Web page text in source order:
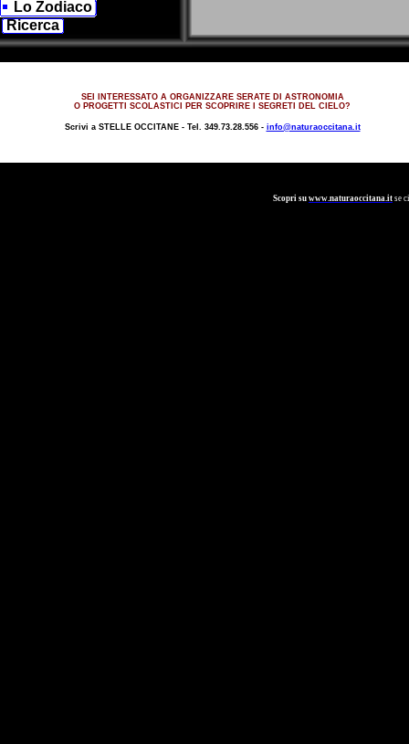
Lo Zodiaco
Ricerca
SEI INTERESSATO A ORGANIZZARE SERATE DI ASTRONOMIA
O PROGETTI SCOLASTICI PER SCOPRIRE I SEGRETI DEL CIELO?
Scrivi a STELLE OCCITANE - Tel. 349.73.28.556 - info@naturaoccitana.it
Scopri su www.naturaoccitana.it se